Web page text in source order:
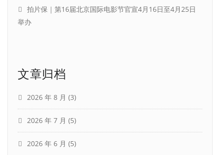
拍片保｜第16届北京国际电影节官宣4月16日至4月25日
举办
文章归档
2026 年 8 月 (3)
2026 年 7 月 (5)
2026 年 6 月 (5)